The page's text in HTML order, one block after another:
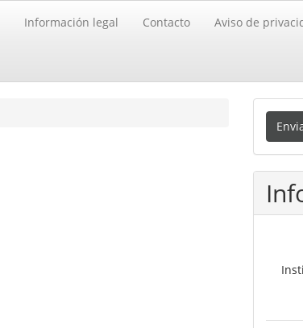
Información legal Contacto Aviso de
un